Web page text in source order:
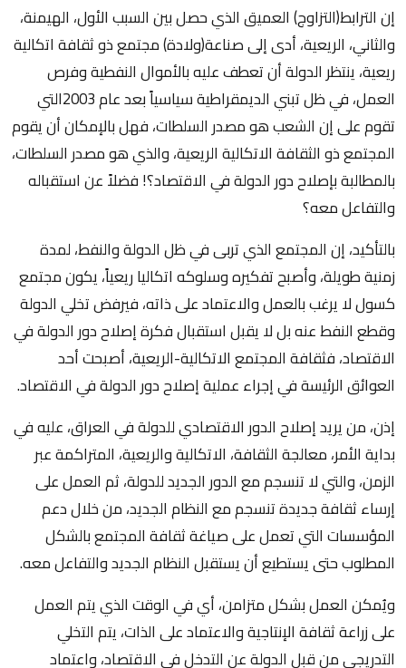
إن الترابط(التزاوج) العميق الذي حصل بين السبب الأول، الهيمنة،
والثاني، الريعية، أدى إلى صناعة(ولادة) مجتمع ذو ثقافة اتكالية
ريعية، ينتظر الدولة أن تعطف عليه بالأموال النفطية وفرص
العمل، في ظل تبني الديمقراطية سياسياً بعد عام 2003التي
تقوم على إن الشعب هو مصدر السلطات، فهل بالإمكان أن يقوم
المجتمع ذو الثقافة الاتكالية الريعية، والذي هو مصدر السلطات،
بالمطالبة بإصلاح دور الدولة في الاقتصاد؟! فضلاً عن استقباله
والتفاعل معه؟
بالتأكيد، إن المجتمع الذي تربى في ظل الدولة والنفط، لمدة
زمنية طويلة، وأصبح تفكيره وسلوكه اتكاليا ريعياً، يكون مجتمع
كسول لا يرغب بالعمل والاعتماد على ذاته، فيرفض تخلي الدولة
وقطع النفط عنه بل لا يقبل استقبال فكرة إصلاح دور الدولة في
الاقتصاد، فثقافة المجتمع الاتكالية-الريعية، أصبحت أحد
العوائق الرئيسة في إجراء عملية إصلاح دور الدولة في الاقتصاد.
إذن، من يريد إصلاح الدور الاقتصادي للدولة في العراق، عليه في
بداية الأمر، معالجة الثقافة، الاتكالية والريعية، المتراكمة عبر
الزمن، والتي لا تنسجم مع الدور الجديد للدولة، ثم العمل على
إرساء ثقافة جديدة تنسجم مع النظام الجديد، من خلال دعم
المؤسسات التي تعمل على صياغة ثقافة المجتمع بالشكل
المطلوب حتى يستطيع أن يستقبل النظام الجديد والتفاعل معه.
ويُمكن العمل بشكل متزامن، أي في الوقت الذي يتم العمل
على زراعة ثقافة الإنتاجية والاعتماد على الذات، يتم التخلي
التدريجي من قبل الدولة عن التدخل في الاقتصاد، واعتماد